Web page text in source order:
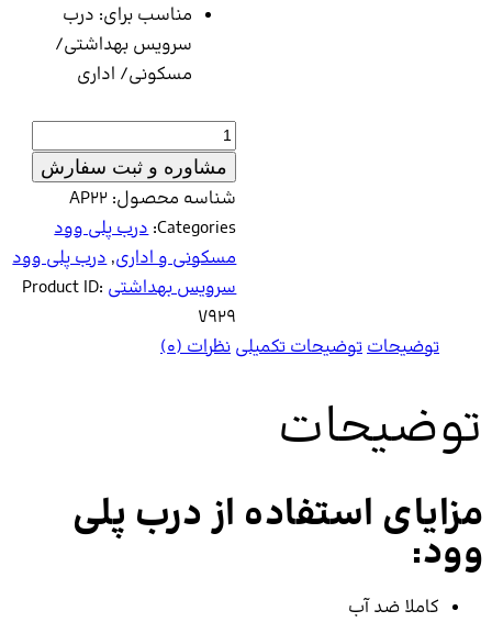
مناسب برای: درب
سرویس بهداشتی/
مسکونی/ اداری
مشاوره و ثبت سفارش
شناسه محصول:AP22
Categories: درب پلی وود
مسکونی و اداری,درب پلی وود
سرویس بهداشتیProduct ID:
توضیحات تکمیلینظرات (0)
استفاده از درب پلی
ضد آب